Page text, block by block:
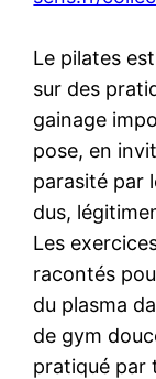
Le pilates
sur des
gainage
pose, en
parasité par
dus,
Les
racontés
du plasma
de gym
pratiqué par